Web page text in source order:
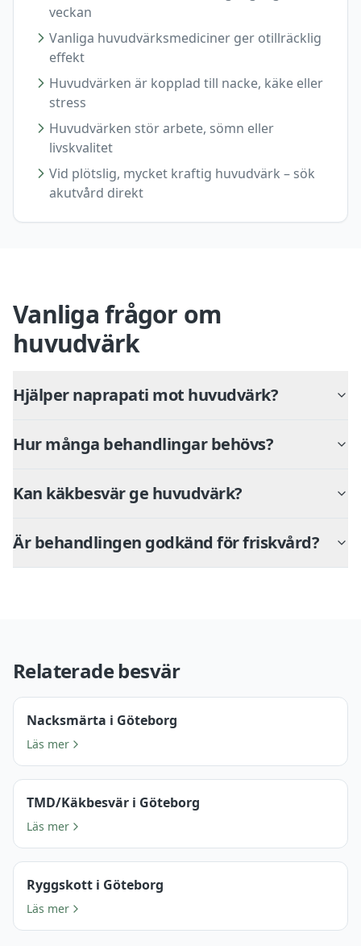
veckan
Vanliga huvudvärksmediciner ger otillräcklig
effekt
Huvudvärken är kopplad till nacke, käke eller
stress
Huvudvärken stör arbete, sömn eller
livskvalitet
Vid plötslig, mycket kraftig huvudvärk – sök
akutvård direkt
Vanliga frågor om
huvudvärk
Hjälper naprapati mot huvudvärk?
Hur många behandlingar behövs?
Kan käkbesvär ge huvudvärk?
Är behandlingen godkänd för friskvård?
Relaterade besvär
Nacksmärta i Göteborg
Läs mer
TMD/Käkbesvär i Göteborg
Läs mer
Ryggskott i Göteborg
Läs mer